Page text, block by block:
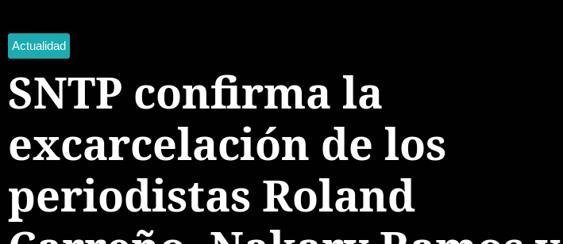
Actualidad
SNTP confirma la
excarcelación de los
periodistas Roland